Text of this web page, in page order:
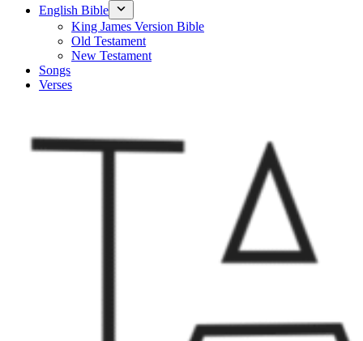
English Bible
King James Version Bible
Old Testament
New Testament
Songs
Verses